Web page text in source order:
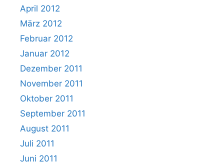
April 2012
März 2012
Februar 2012
Januar 2012
Dezember 2011
November 2011
Oktober 2011
September 2011
August 2011
Juli 2011
Juni 2011